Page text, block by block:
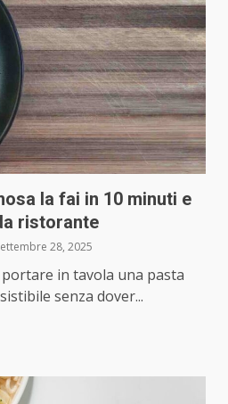
la fai in 10 minuti e
ristorante
28, 2025
portare in tavola una pasta
senza dover...